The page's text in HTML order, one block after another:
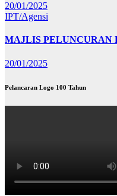
20/01/2025
IPT/Agensi
MAJLIS PELUNCURAN
20/01/2025
Pelancaran Logo 100 Tahun